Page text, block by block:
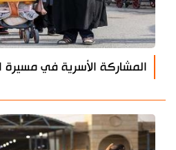
المشاركة الأسرية في مسيرة